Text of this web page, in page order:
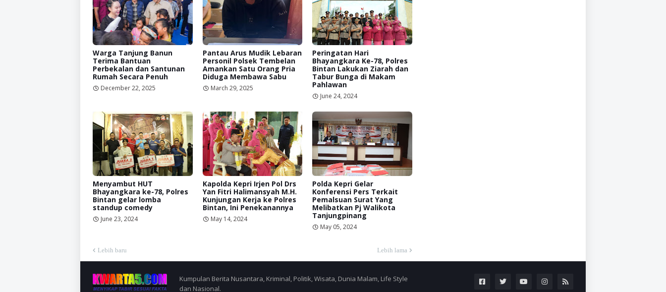
Warga Tanjung Banun
Terima Bantuan
Perbekalan dan Santunan
Rumah Secara Penuh
December 22, 2025
Pantau Arus Mudik Lebaran
Personil Polsek Tembelan
Amankan Satu Orang Pria
Diduga Membawa Sabu
March 29, 2025
Peringatan Hari
Bhayangkara Ke-78, Polres
Bintan Lakukan Ziarah dan
Tabur Bunga di Makam
Pahlawan
June 24, 2024
Menyambut HUT
Bhayangkara ke-78, Polres
Bintan gelar lomba
standup comedy
June 23, 2024
Kapolda Kepri Irjen Pol Drs
Yan Fitri Halimansyah M.H.
Kunjungan Kerja ke Polres
Bintan, Ini Penekanannya
May 14, 2024
Polda Kepri Gelar
Konferensi Pers Terkait
Pemalsuan Surat Yang
Melibatkan Pj Walikota
Tanjungpinang
May 05, 2024
Lebih baru Lebih lama
Kumpulan Berita Nusantara, Kriminal, Politik, Wisata, Dunia Malam, Life Style
dan Nasional.